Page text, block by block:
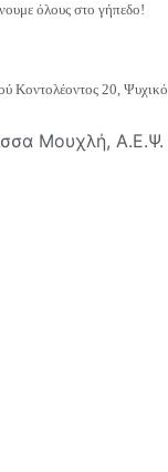
όλους στο γήπεδο!
Κοντολέοντος 20, Ψυχικό
Μουχλή, Α.Ε.Ψ.